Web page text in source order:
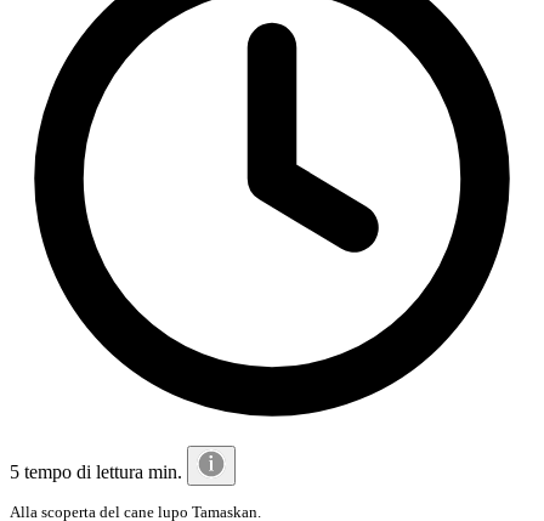
5 tempo di lettura min.
Alla scoperta del cane lupo Tamaskan.